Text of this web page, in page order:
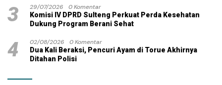
3 29/07/2026
0 Komentar
Komisi IV DPRD Sulteng Perkuat Perda Kesehatan
Dukung Program Berani Sehat
4 02/08/2026
0 Komentar
Dua Kali Beraksi, Pencuri Ayam di Torue Akhirnya
Ditahan Polisi